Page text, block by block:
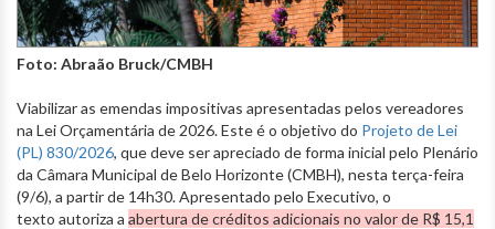
Foto: Abraão Bruck/CMBH
Viabilizar as emendas impositivas apresentadas pelos vereadores
na Lei Orçamentária de 2026. Este é o objetivo do Projeto de Lei
(PL) 830/2026, que deve ser apreciado de forma inicial pelo Plenário
da Câmara Municipal de Belo Horizonte (CMBH), nesta terça-feira
(9/6), a partir de 14h30. Apresentado pelo Executivo, o
texto autoriza a abertura de créditos adicionais no valor de R$ 15,1